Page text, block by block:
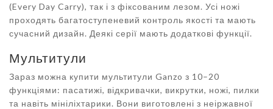
(Every Day Carry), так і з фіксованим лезом. Усі ножі
проходять багатоступеневий контроль якості та мають
сучасний дизайн. Деякі серії мають додаткові функції.
Мультитули
Зараз можна купити мультитули Ganzo з 10–20
функціями: пасатижі, відкривачки, викрутки, ножі, пилки
та навіть мініліхтарики. Вони виготовлені з неіржавної